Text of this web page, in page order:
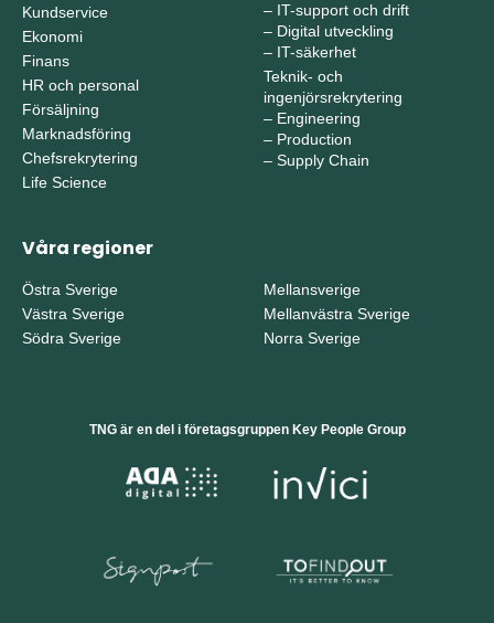
Kundservice
Ekonomi
Finans
HR och personal
Försäljning
Marknadsföring
Chefsrekrytering
Life Science
– IT-support och drift
– Digital utveckling
– IT-säkerhet
Teknik- och
ingenjörsrekrytering
– Engineering
– Production
– Supply Chain
Våra regioner
Östra Sverige
Västra Sverige
Södra Sverige
Mellansverige
Mellanvästra Sverige
Norra Sverige
TNG är en del i företagsgruppen Key People Group